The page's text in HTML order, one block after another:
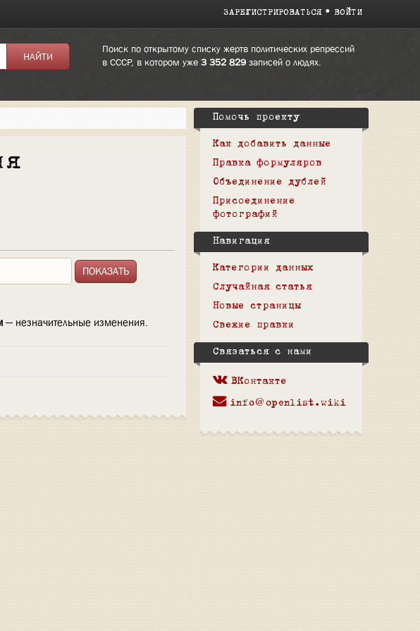
ЗАРЕГИСТРИРОВАТЬСЯ ВОЙТИ
Поиск по открытому списку жертв политических репрессий
в СССР, в котором уже 3 352 829записей о людях.
— незначительные изменения.
Помочь проекту
Как добавить данные
Правка формуляров
Объединение дублей
Присоединение
фотографий
Навигация
Категории данных
Случайная статья
Новые страницы
Свежие правки
Связаться с нами
ВКонтакте
info@openlist.wiki